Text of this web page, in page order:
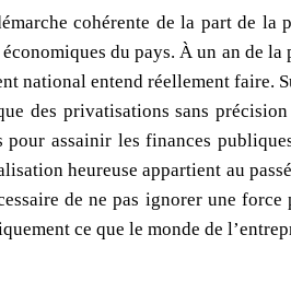
cohérente de la part de
du pays. À un an de
national entend réellement faire.
des privatisations sans
pour assainir les finances
heureuse appartient au
de ne pas ignorer une
ce que le monde de